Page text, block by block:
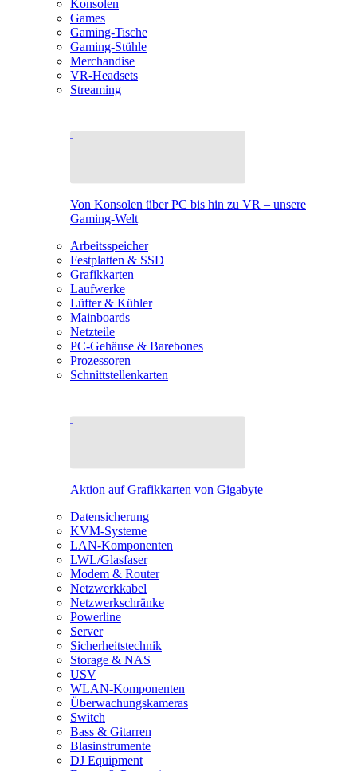
Konsolen
Games
Gaming-Tische
Gaming-Stühle
Merchandise
VR-Headsets
Streaming
Von Konsolen über PC bis hin zu VR – unsere
Gaming-Welt
Arbeitsspeicher
Festplatten & SSD
Grafikkarten
Laufwerke
Lüfter & Kühler
Mainboards
Netzteile
PC-Gehäuse & Barebones
Prozessoren
Schnittstellenkarten
Aktion auf Grafikkarten von Gigabyte
Datensicherung
KVM-Systeme
LAN-Komponenten
LWL/Glasfaser
Modem & Router
Netzwerkkabel
Netzwerkschränke
Powerline
Server
Sicherheitstechnik
Storage & NAS
USV
WLAN-Komponenten
Überwachungskameras
Switch
Bass & Gitarren
Blasinstrumente
DJ Equipment